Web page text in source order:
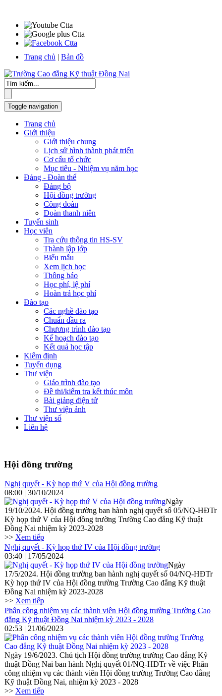
Trang chủ | Bản đồ
Toggle navigation
Trang chủ
Giới thiệu
Giới thiệu chung
Lịch sử hình thành phát triển
Cơ cấu tổ chức
Mục tiêu - Nhiệm vụ năm học
Đảng - Đoàn thể
Đảng bộ
Hội đồng trường
Công đoàn
Đoàn thanh niên
Tuyển sinh
Học viên
Tra cứu thông tin HS-SV
Thành lập lớp
Biểu mẫu
Xem lịch học
Thông báo
Học phí, lệ phí
Hoàn trả học phí
Đào tạo
Các nghề đào tạo
Chuẩn đầu ra
Chương trình đào tạo
Kế hoạch đào tạo
Kết quả học tập
Kiểm định
Tuyển dụng
Thư viện
Giáo trình đào tạo
Đề thi/kiểm tra kết thúc môn
Bài giảng điện tử
Thư viện ảnh
Thư viện số
Liên hệ
Hội đồng trường
Nghị quyết - Kỳ họp thứ V của Hội đồng trường
08:00 | 30/10/2024
Ngày
19/10/2024. Hội đồng trường ban hành nghị quyết số 05/NQ-HĐTr
Kỳ họp thứ V của Hội đồng trường Trường Cao đẳng Kỹ thuật
Đồng Nai nhiệm kỳ 2023-2028
>> Xem tiếp
Nghị quyết - Kỳ họp thứ IV của Hội đồng trường
03:40 | 17/05/2024
Ngày
17/5/2024. Hội đồng trường ban hành nghị quyết số 04/NQ-HĐTr
Kỳ họp thứ IV của Hội đồng trường Trường Cao đẳng Kỹ thuật
Đồng Nai nhiệm kỳ 2023-2028
>> Xem tiếp
Phân công nhiệm vụ các thành viên Hội đồng trường Trường Cao
đẳng Kỹ thuật Đồng Nai nhiệm kỳ 2023 - 2028
02:53 | 21/06/2023
Ngày 19/6/2023. Chủ tịch Hội đồng trường trường Cao đẳng Kỹ
thuật Đồng Nai ban hành Nghị quyết 01/NQ-HĐTr về việc Phân
công nhiệm vụ các thành viên Hội đồng trường Trường Cao đẳng
Kỹ thuật Đồng Nai, nhiệm kỳ 2023 - 2028
>> Xem tiếp